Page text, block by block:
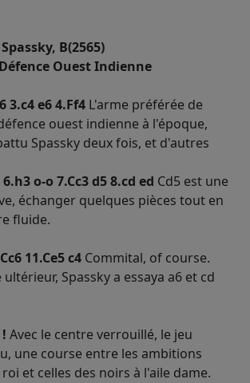
B(2565)
Ouest Indienne
3.c4 e6 4.Ff4 L'arme préférée de
ouest indienne à l'époque,
Spassky deux fois, et d'autres
o-o 7.Cc3 d5 8.cd ed Cd5 est une
échanger quelques pièces tout en
fluide.
11.Ce5 c4 Commital, of course.
Spassky a essaya a6 et cd
Avec le centre verrouillé, le jeu
une course entre les ambitions
et celles des noirs à l'aile dame.